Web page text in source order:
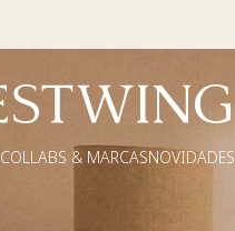
COLLABS & MARCASNOVIDADES